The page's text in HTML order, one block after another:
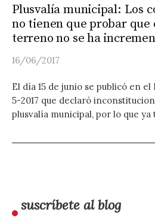
Plusvalía municipal: Los
no tienen que probar que
terreno no se ha
16/06/2017
El día 15 de junio se publicó en el
5-2017 que declaró
plusvalía municipal, por lo que ya
suscríbete al blog